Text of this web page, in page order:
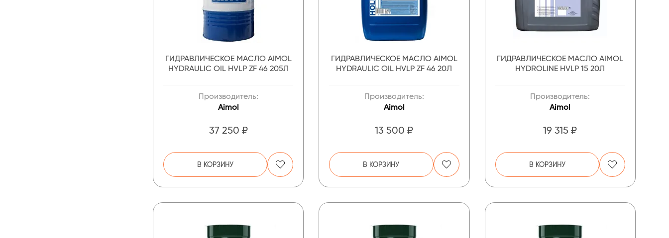
ГИДРАВЛИЧЕСКОЕ МАСЛО AIMOL
HYDRAULIC OIL HVLP ZF 46 205Л
Производитель:
Aimol
37 250 ₽
В КОРЗИНУ
ГИДРАВЛИЧЕСКОЕ МАСЛО AIMOL
HYDRAULIC OIL HVLP ZF 46 20Л
Производитель:
Aimol
13 500 ₽
В КОРЗИНУ
ГИДРАВЛИЧЕСКОЕ МАСЛО AIMOL
HYDROLINE HVLP 15 20Л
Производитель:
Aimol
19 315 ₽
В КОРЗИНУ